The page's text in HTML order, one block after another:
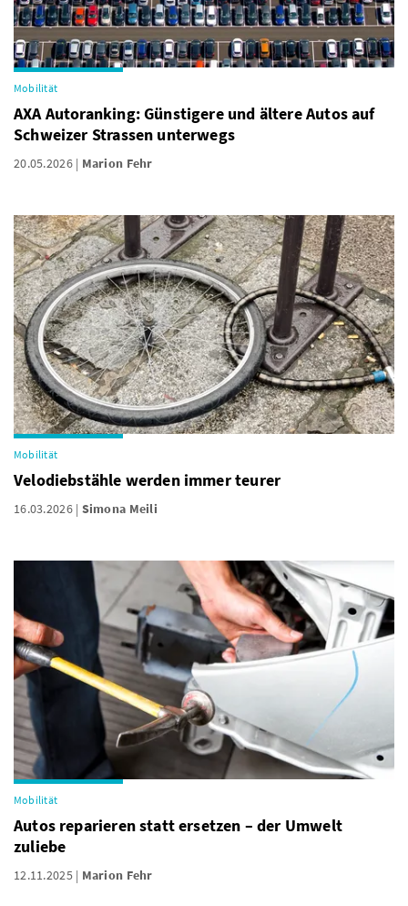
Mobilität
AXA Autoranking: Günstigere und ältere Autos auf
Schweizer Strassen unterwegs
20.05.2026 Marion Fehr
Mobilität
Velodiebstähle werden immer teurer
16.03.2026 Simona Meili
Mobilität
Autos reparieren statt ersetzen – der Umwelt
zuliebe
12.11.2025 Marion Fehr